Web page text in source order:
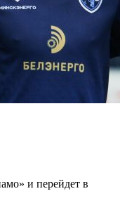
и перейдет в